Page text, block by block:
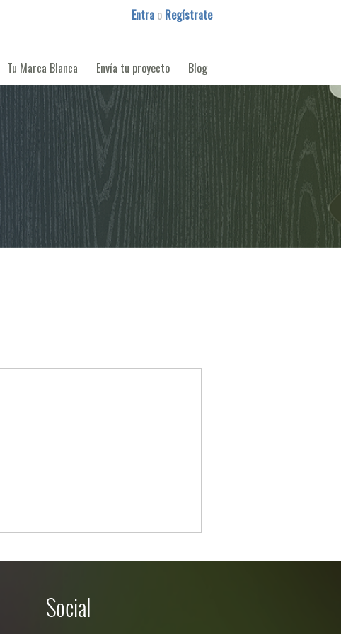
Entra o Regístrate
Tu Marca Blanca Envía tu proyecto Blog
Social